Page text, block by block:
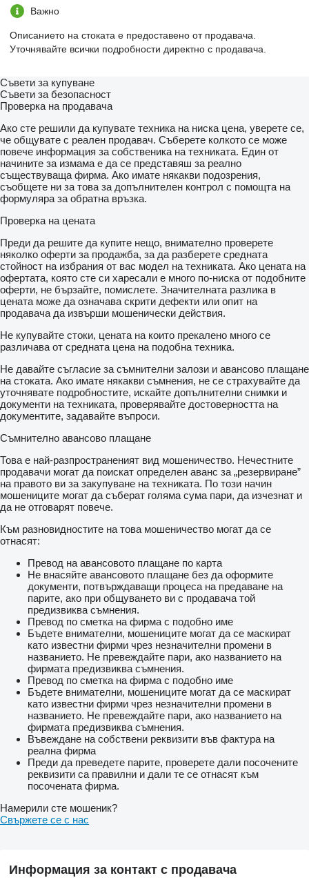
Hydraulikpumpe 152 L/min
Steuergeräte 5x dw Heck DUDK
1 x dw Front
Druckloser Rücklauif Front und Heck
MZW 540 / 540E / 1000 U/min
Infotainment-Radio
Super Komfortsitz Evolution dynamic / DL
Rückspiegel + Weitwinkelspiegel elektr
Telemetrie
ISOBUS Terminal
Multifunktionsarmlehne
RTK-NovAtel Lenksystem
Section Control
Vorgewendemanagement
AS-Scheinwerfer LED vorne und hinten
Rundumkennleuchte
Contour Assistent
Lenkrad mit Drehgriff
Terminal 12"
Segment-Scheibenwischer / 2 Wischfelder
Batterie-Trennschalter elektr
Wisch- Waschanlage hinten
Corner Lights
Universalhalterung für Handy
4 USB-Anschlüsse
Agronomie Basispaket
Smart Connect
TI Headland
Maschinensteuerung Basispaket
Важно
Описанието на стоката е предоставено от продавача.
Уточнявайте всички подробности директно с продавача.
Съвети за купуване
Съвети за безопасност
Проверка на продавача
Ако сте решили да купувате техника на ниска цена, уверете се,
че общувате с реален продавач. Съберете колкото се може
повече информация за собственика на техниката. Един от
начините за измама е да се представяш за реално
съществуваща фирма. Ако имате някакви подозрения,
съобщете ни за това за допълнителен контрол с помощта на
формуляра за обратна връзка.
Проверка на цената
Преди да решите да купите нещо, внимателно проверете
няколко оферти за продажба, за да разберете средната
стойност на избрания от вас модел на техниката. Ако цената на
офертата, която сте си харесали е много по-ниска от подобните
оферти, не бързайте, помислете. Значителната разлика в
цената може да означава скрити дефекти или опит на
продавача да извърши мошенически действия.
Не купувайте стоки, цената на които прекалено много се
различава от средната цена на подобна техника.
Не давайте съгласие за съмнителни залози и авансово плащане
на стоката. Ако имате някакви съмнения, не се страхувайте да
уточнявате подробностите, искайте допълнителни снимки и
документи на техниката, проверявайте достоверността на
документите, задавайте въпроси.
Съмнително авансово плащане
Това е най-разпространеният вид мошеничество. Нечестните
продавачи могат да поискат определен аванс за „резервиране”
на правото ви за закупуване на техниката. По този начин
мошениците могат да съберат голяма сума пари, да изчезнат и
да не отговарят повече.
Към разновидностите на това мошеничество могат да се
отнасят:
Превод на авансовото плащане по карта
Не внасяйте авансовото плащане без да оформите
документи, потвърждаващи процеса на предаване на
парите, ако при общуването ви с продавача той
предизвиква съмнения.
Превод по сметка на фирма с подобно име
Бъдете внимателни, мошениците могат да се маскират
като известни фирми чрез незначителни промени в
названието. Не превеждайте пари, ако названието на
фирмата предизвиква съмнения.
Превод по сметка на фирма с подобно име
Бъдете внимателни, мошениците могат да се маскират
като известни фирми чрез незначителни промени в
названието. Не превеждайте пари, ако названието на
фирмата предизвиква съмнения.
Въвеждане на собствени реквизити във фактура на
реална фирма
Преди да преведете парите, проверете дали посочените
реквизити са правилни и дали те се отнасят към
посочената фирма.
Намерили сте мошеник?
Свържете се с нас
Информация за контакт с продавача